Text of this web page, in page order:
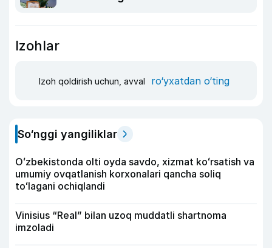
Izohlar
Izoh qoldirish uchun, avval ro‘yxatdan o‘ting
So‘nggi yangiliklar
Oʻzbekistonda olti oyda savdo, xizmat koʻrsatish va
umumiy ovqatlanish korxonalari qancha soliq
toʻlagani ochiqlandi
Vinisius “Real” bilan uzoq muddatli shartnoma
imzoladi